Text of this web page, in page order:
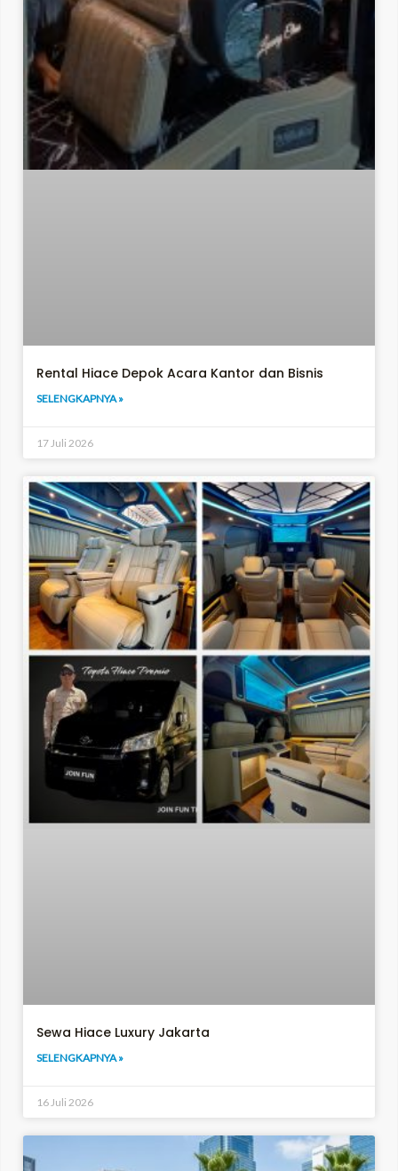
Rental Hiace Depok Acara Kantor dan Bisnis
SELENGKAPNYA »
17 Juli 2026
Sewa Hiace Luxury Jakarta
SELENGKAPNYA »
16 Juli 2026